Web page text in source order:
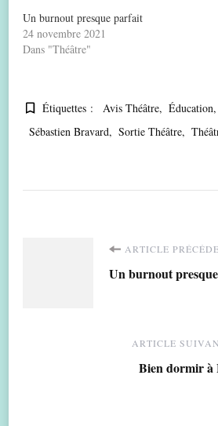
Un burnout presque parfait
24 novembre 2021
Dans "Théâtre"
Étiquettes : Avis Théâtre Éducation
Sébastien Bravard
Sortie Théâtre
Navigation
ARTICLE
Un burnout
ARTICLE
Bien dormir à